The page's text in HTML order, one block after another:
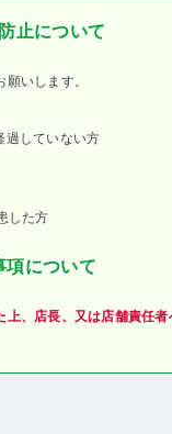
止について
いします。
過していない方
した方
項について
上、店長、又は店舗責任者